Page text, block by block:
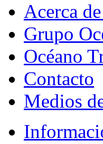
Acerca
Grupo
Océano
Contacto
Medios